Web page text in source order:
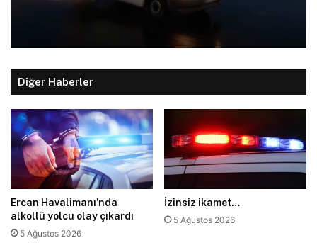
Diğer Haberler
Ercan Havalimanı’nda
alkollü yolcu olay çıkardı
5 Ağustos 2026
İzinsiz ikamet…
5 Ağustos 2026